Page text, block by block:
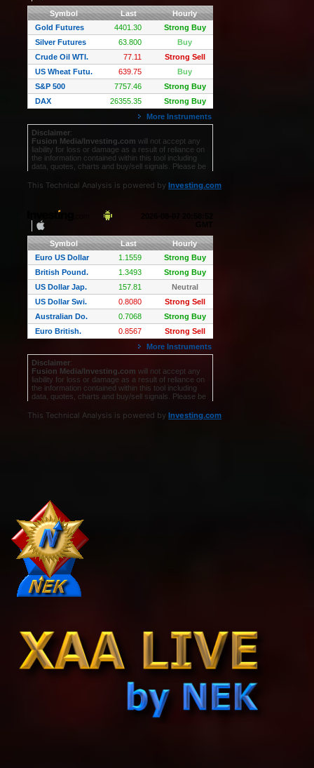
This Technical Analysis is powered by Investing.com
This Technical Analysis is powered by Investing.com